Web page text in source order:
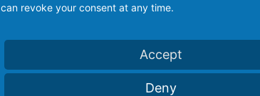
can revoke your consent at any time.
Accept
Deny